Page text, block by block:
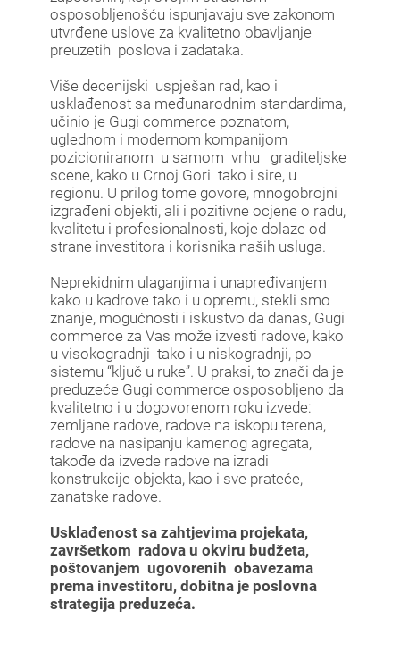
osposobljenošću ispunjavaju sve zakonom
utvrđene uslove za kvalitetno obavljanje
preuzetih poslova i zadataka.
Više decenijski uspješan rad, kao i
usklađenost sa međunarodnim standardima,
učinio je Gugi commerce poznatom,
uglednom i modernom kompanijom
pozicioniranom u samom vrhu graditeljske
scene, kako u Crnoj Gori tako i sire, u
regionu. U prilog tome govore, mnogobrojni
izgrađeni objekti, ali i pozitivne ocjene o radu,
kvalitetu i profesionalnosti, koje dolaze od
strane investitora i korisnika naših usluga.
Neprekidnim ulaganjima i unapređivanjem
kako u kadrove tako i u opremu, stekli smo
znanje, mogućnosti i iskustvo da danas, Gugi
commerce za Vas može izvesti radove, kako
u visokogradnji tako i u niskogradnji, po
sistemu “ključ u ruke”. U praksi, to znači da je
preduzeće Gugi commerce osposobljeno da
kvalitetno i u dogovorenom roku izvede:
zemljane radove, radove na iskopu terena,
radove na nasipanju kamenog agregata,
takođe da izvede radove na izradi
konstrukcije objekta, kao i sve prateće,
zanatske radove.
Usklađenost sa zahtjevima projekata,
završetkom radova u okviru budžeta,
poštovanjem ugovorenih obavezama
prema investitoru, dobitna je poslovna
strategija preduzeća.